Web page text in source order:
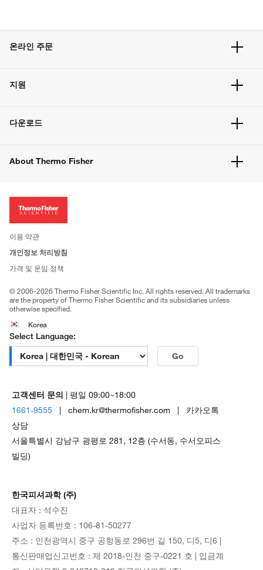
온라인 주문
주문 방법
벌크 주문
지원
고객 센터
웹사이트 개선사항
다운로드
About Thermo Fisher
투자자
사회적 책임
브랜드
이용 약관
개인정보 처리방침
가격 및 운임 정책
© 2006-2026 Thermo Fisher Scientific Inc. All rights reserved. All trademarks
are the property of Thermo Fisher Scientific and its subsidiaries unless
otherwise specified.
Korea
Select Language:
Go
고객센터 문의
| 평일 09:00~18:00
1661-9555 | chem.kr@thermofisher.com | 카카오톡
상담
서울특별시 강남구 광평로 281, 12층 (수서동, 수서오피스
빌딩)
한국피셔과학 (주)
대표자 : 석수진
사업자 등록번호 : 106-81-50277
주소 : 인천광역시 중구 공항동로 296번 길 150, 디5, 디6 |
통신판매업신고번호 : 제 2018-인천 중구-0221 호 | 입금계